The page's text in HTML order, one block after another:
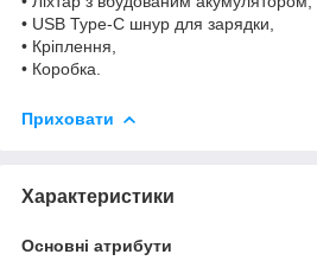
• USB Type-C шнур для зарядки,
• Кріплення,
• Коробка.
Приховати
Характеристики
Основні атрибути